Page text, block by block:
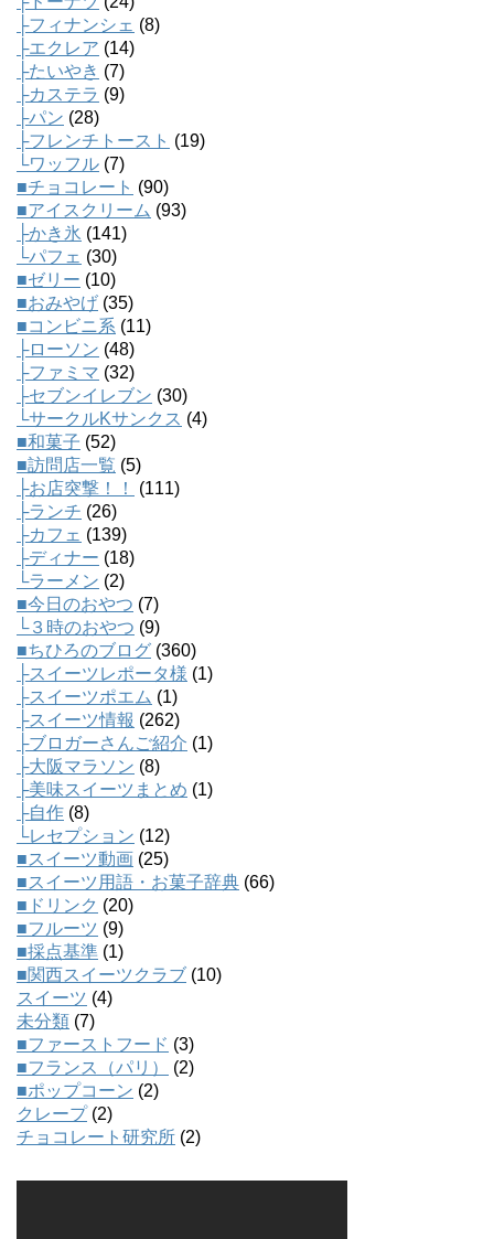
├フィナンシェ (8)
├エクレア (14)
├たいやき (7)
├カステラ (9)
├パン (28)
├フレンチトースト (19)
└ワッフル (7)
■チョコレート (90)
■アイスクリーム (93)
├かき氷 (141)
└パフェ (30)
■ゼリー (10)
■おみやげ (35)
■コンビニ系 (11)
├ローソン (48)
├ファミマ (32)
├セブンイレブン (30)
└サークルKサンクス (4)
■和菓子 (52)
■訪問店一覧 (5)
├お店突撃！！
(111)
├ランチ (26)
├カフェ (139)
├ディナー (18)
└ラーメン (2)
■今日のおやつ (7)
└３時のおやつ (9)
■ちひろのブログ (360)
├スイーツレポータ様 (1)
├スイーツポエム (1)
├スイーツ情報 (262)
├ブロガーさんご紹介 (1)
├大阪マラソン (8)
├美味スイーツまとめ (1)
├自作 (8)
└レセプション (12)
■スイーツ動画 (25)
■スイーツ用語・お菓子辞典 (66)
■ドリンク (20)
■フルーツ (9)
■採点基準 (1)
■関西スイーツクラブ (10)
スイーツ (4)
未分類 (7)
■ファーストフード (3)
■フランス（パリ）
(2)
■ポップコーン (2)
クレープ(2)
チョコレート研究所 (2)